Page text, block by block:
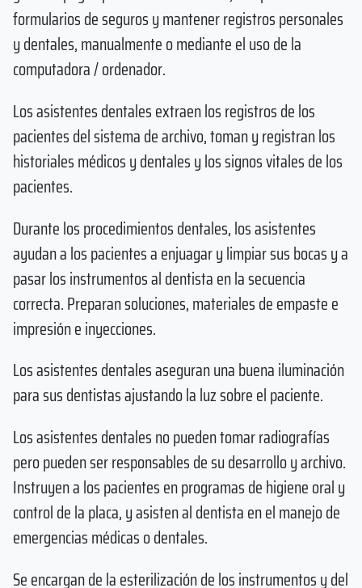
formularios de seguros y mantener registros personales
y dentales, manualmente o mediante el uso de la
computadora / ordenador.
Los asistentes dentales extraen los registros de los
pacientes del sistema de archivo, toman y registran los
historiales médicos y dentales y los signos vitales de los
pacientes.
Durante los procedimientos dentales, los asistentes
ayudan a los pacientes a enjuagar y limpiar sus bocas y a
pasar los instrumentos al dentista en la secuencia
correcta. Preparan soluciones, materiales de empaste e
impresión e inyecciones.
Los asistentes dentales aseguran una buena iluminación
para sus dentistas ajustando la luz sobre el paciente.
Los asistentes dentales no pueden tomar radiografías
pero pueden ser responsables de su desarrollo y archivo.
Instruyen a los pacientes en programas de higiene oral y
control de la placa, y asisten al dentista en el manejo de
emergencias médicas o dentales.
Se encargan de la esterilización de los instrumentos y del